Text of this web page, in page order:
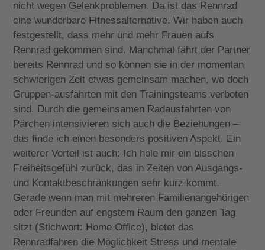
nicht wegen Gelenkproblemen. Da ist das Rennrad
eine wunderbare Fitnessalternative. Wir haben auch
festgestellt, dass mehr und mehr Frauen aufs
Rennrad gekommen sind. Manchmal fährt der Partner
bereits Rennrad und so können sie in der momentan
schwierigen Zeit etwas gemeinsam machen, wo doch
Gruppen-ausfahrten mit den Trainingsteams verboten
sind. Durch die gemeinsamen Radausfahrten von
Pärchen intensivieren sich auch die Beziehungen –
das finde ich einen besonders positiven Aspekt. Ein
weiterer Vorteil ist auch: Ich hole mir ein bisschen
Freiheitsgefühl zurück, das in Zeiten von Ausgangs-
und Kontaktbeschränkungen sehr kurz kommt.
Gerade wenn man mit mehreren Familienangehörigen
oder Freunden auf engstem Raum den ganzen Tag
sitzt (Stichwort: Home Office), bietet das
Rennradfahren die Möglichkeit Stress und mentale